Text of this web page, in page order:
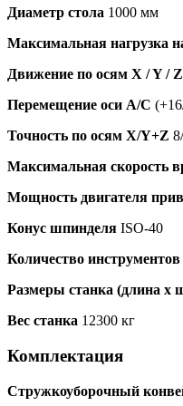
Диаметр стола 1000 мм
Максимальная нагрузка
Движение по осям X / Y / Z
Перемещение оси A/C
Точность по осям X/Y+Z
Максимальная скорость
Мощность двигателя
Конус шпинделя ISO-40
Количество инструментов
Размеры станка (длина х
Вес станка 12300 кг
Комплектация
Стружкоуборочный